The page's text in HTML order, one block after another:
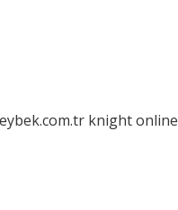
knight online